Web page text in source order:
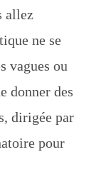
allez
ne se
vagues ou
donner des
dirigée par
pour